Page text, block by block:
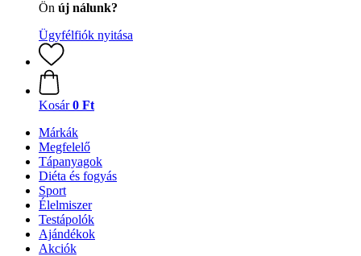
Ön új nálunk?
Ügyfélfiók nyitása
Kosár 0 Ft
Márkák
Megfelelő
Tápanyagok
Diéta és fogyás
Sport
Élelmiszer
Testápolók
Ajándékok
Akciók